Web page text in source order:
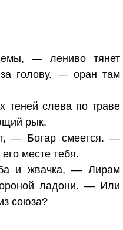
— лениво тянет
голову. — оран там
теней слева по траве
рык.
— Богар смеется. —
месте тебя.
и жвачка, — Лирам
ладони. — Или
союза?